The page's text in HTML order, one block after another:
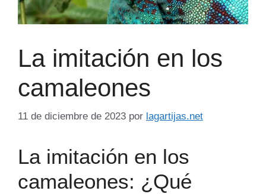
La imitación en los
camaleones
11 de diciembre de 2023 por lagartijas.net
La imitación en los
camaleones: ¿Qué